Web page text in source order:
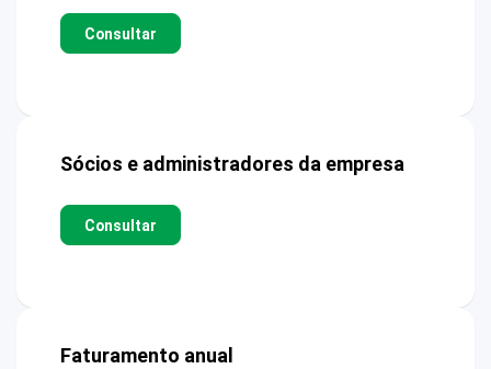
Consultar
Sócios e administradores da empresa
Consultar
Faturamento anual